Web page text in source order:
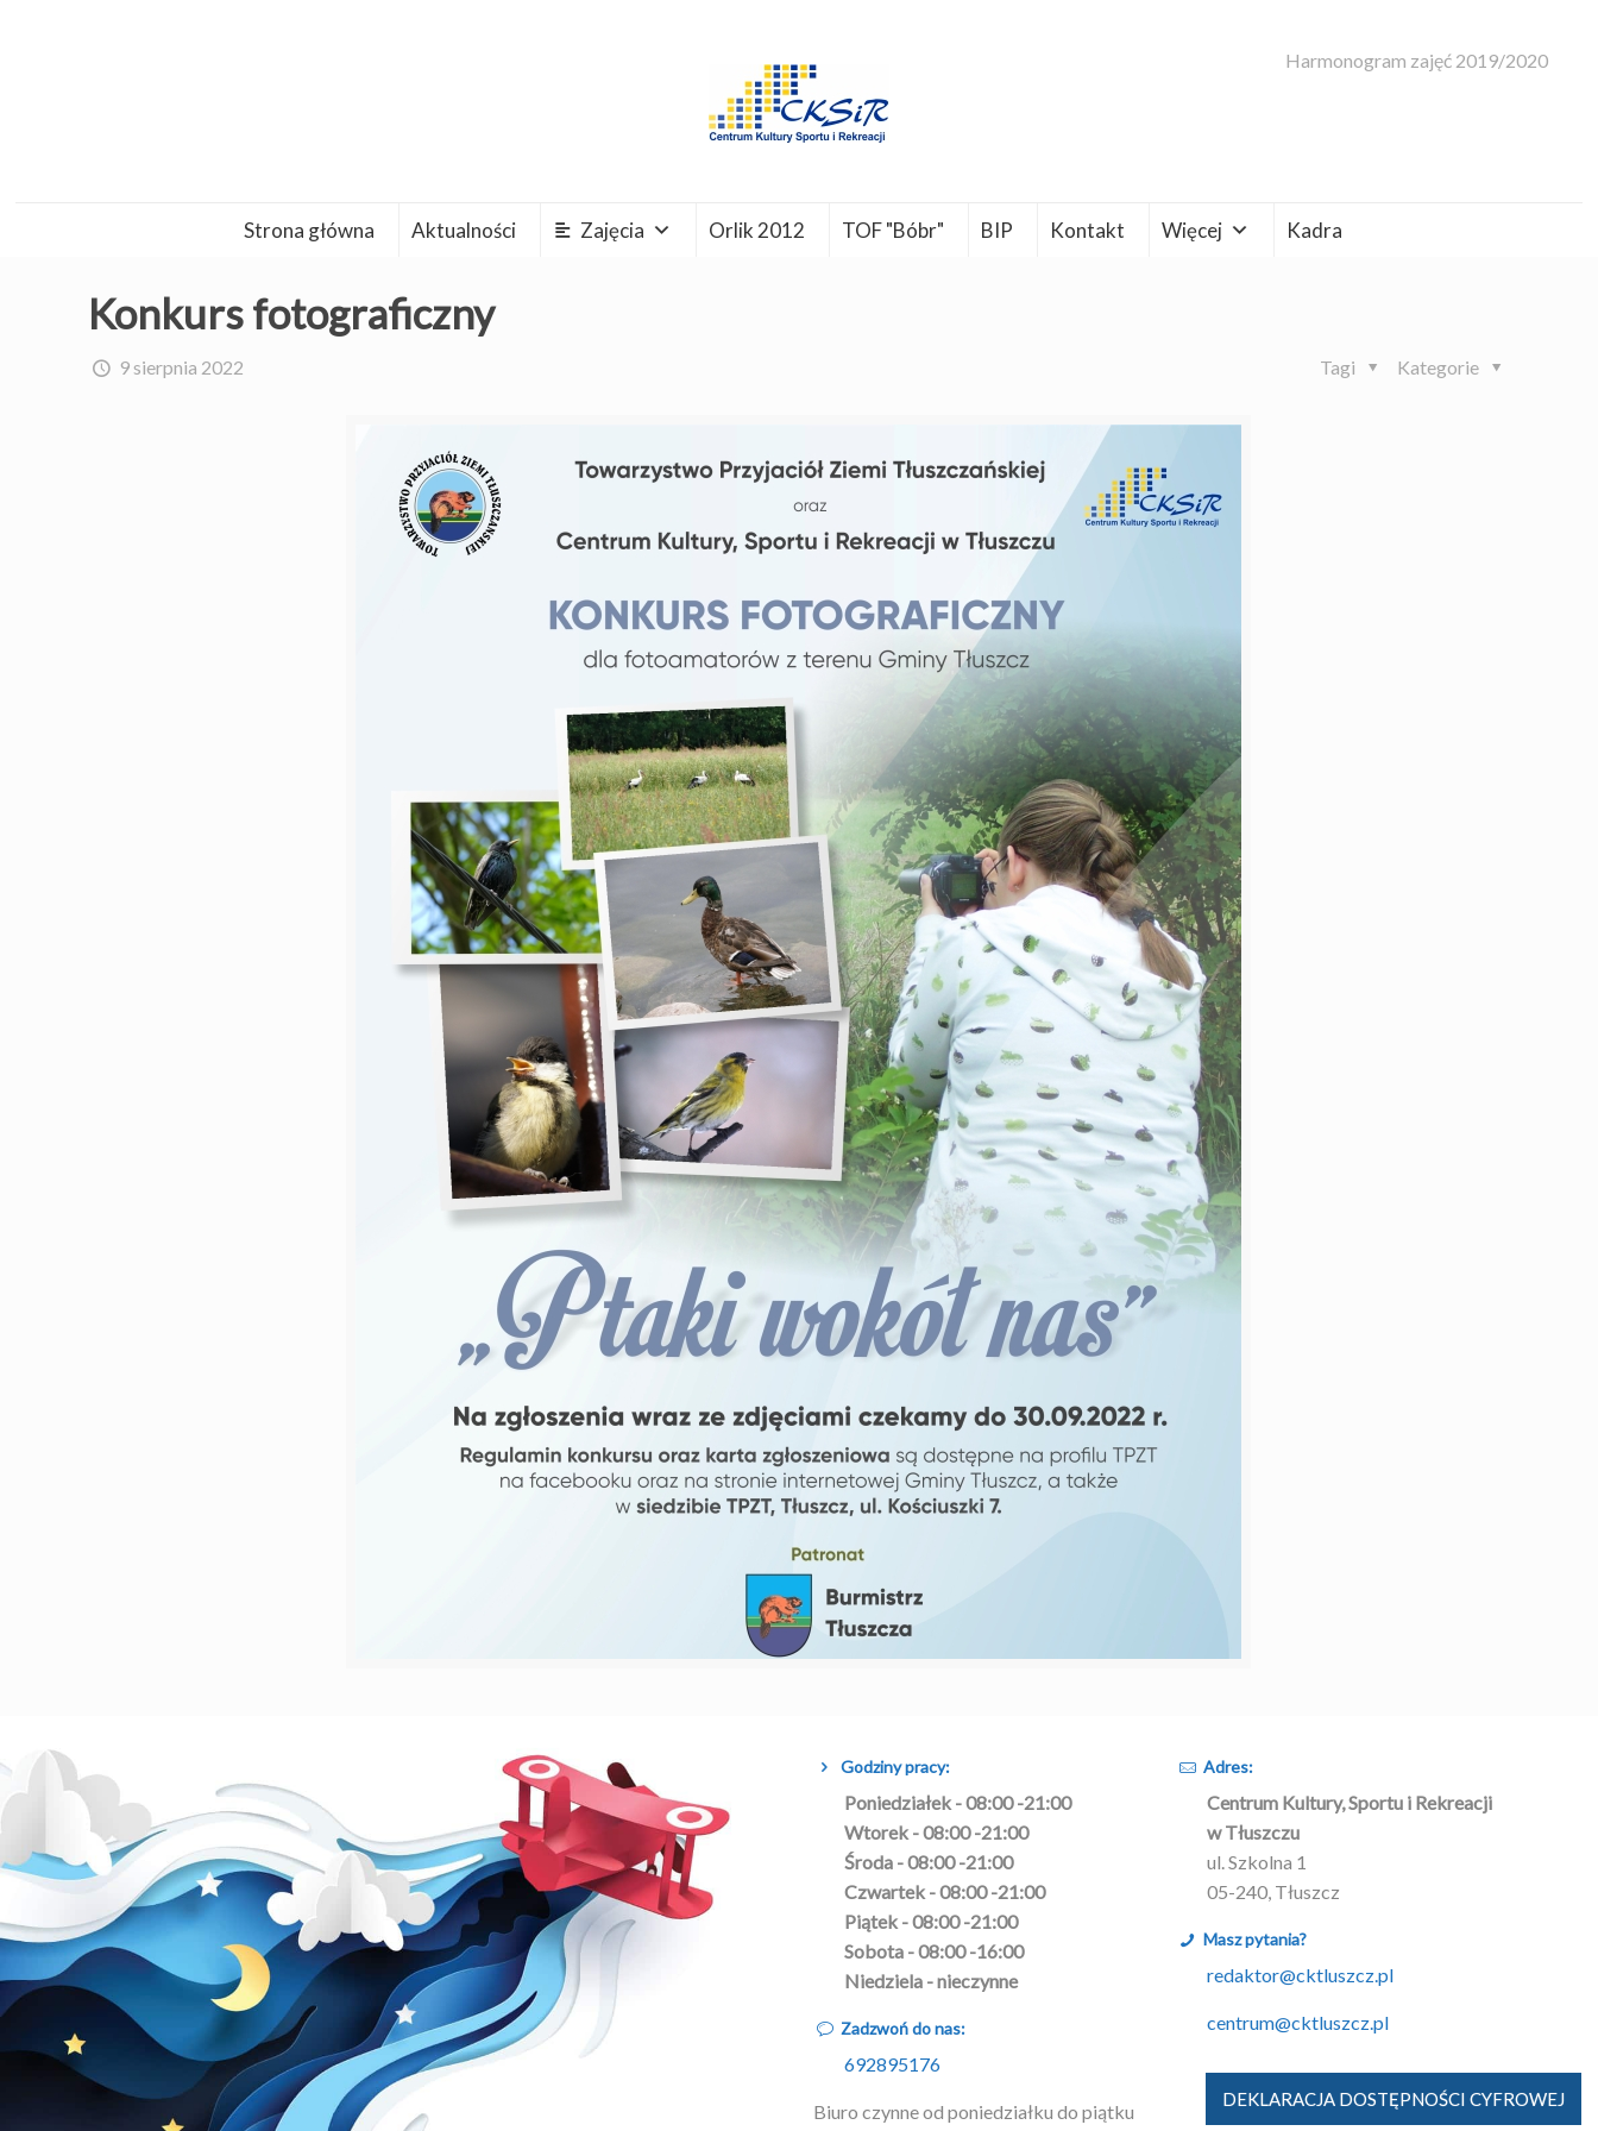
Strona główna Aktualności Zajęcia Orlik 2012 TOF "Bóbr" BIP Kontakt Więcej Kadra
Harmonogram zajęć 2019/2020
Konkurs fotograficzny
9 sierpnia 2022 Kategorie
Tagi
Godziny pracy:
Poniedziałek - 08:00 -21:00
Wtorek - 08:00 -21:00
Środa - 08:00 -21:00
Czwartek - 08:00 -21:00
Piątek - 08:00 -21:00
Sobota - 08:00 -16:00
Niedziela - nieczynne
Zadzwoń do nas:
692895176
Biuro czynne od poniedziałku do piątku
Adres:
Centrum Kultury, Sportu i Rekreacji
w Tłuszczu
ul. Szkolna 1
05-240, Tłuszcz
Masz pytania?
redaktor@cktluszcz.pl
centrum@cktluszcz.pl
DEKLARACJA DOSTĘPNOŚCI CYFROWEJ